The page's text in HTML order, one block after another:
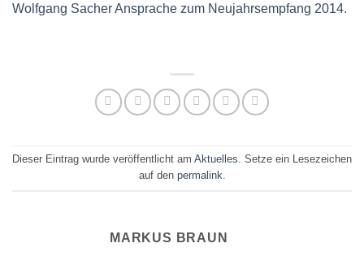
Wolfgang Sacher Ansprache zum Neujahrsempfang 2014.
Dieser Eintrag wurde veröffentlicht am Aktuelles. Setze ein Lesezeichen
auf den permalink.
MARKUS BRAUN